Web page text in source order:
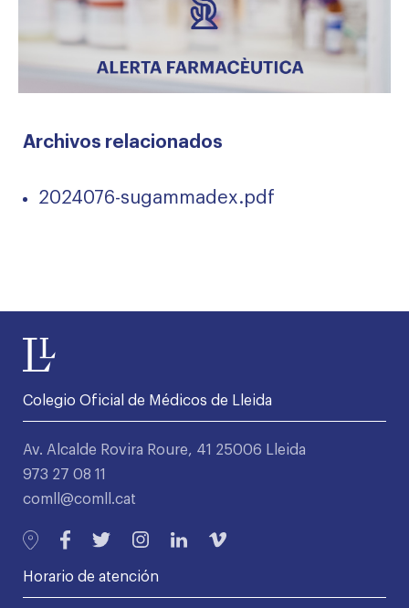
Archivos relacionados
2024076-sugammadex.pdf
Colegio Oficial de Médicos de Lleida
Av. Alcalde Rovira Roure, 41 25006 Lleida
973 27 08 11
comll@comll.cat
Horario de atención